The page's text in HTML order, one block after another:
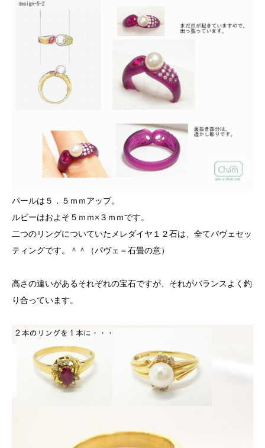
パールは５．５ｍｍアップ。
ルビーはおよそ５ｍｍ×３ｍｍです。
二つのリングについていたメレダイヤ１２石は、全てパヴェセッ
ティングです。＾＾（パヴェ＝石畳の意）
高さの違いがあるそれぞれの宝石ですが、それがバランスよく釣
り合っています。